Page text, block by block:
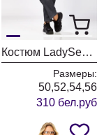
Костюм LadySecret 25229 темный графит
Размеры:
50,52,54,56
310 бел.руб